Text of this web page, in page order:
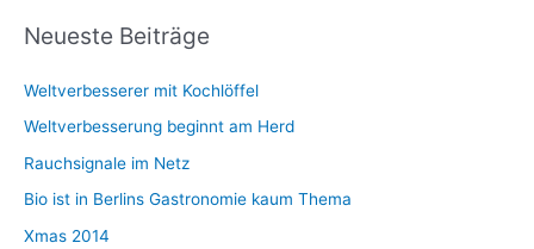
h
n
n
a
Neueste Beiträge
Weltverbesserer mit Kochlöffel
Weltverbesserung beginnt am Herd
Rauchsignale im Netz
Bio ist in Berlins Gastronomie kaum Thema
Xmas 2014